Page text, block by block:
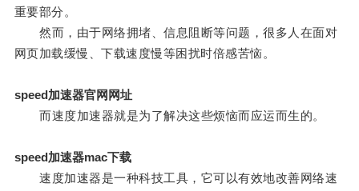
重要部分。
然而，由于网络拥堵、信息阻断等问题，很多人在面对
网页加载缓慢、下载速度慢等困扰时倍感苦恼。
speed加速器官网网址
而速度加速器就是为了解决这些烦恼而应运而生的。
speed加速器mac下载
速度加速器是一种科技工具，它可以有效地改善网络速